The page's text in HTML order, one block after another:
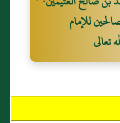
ولا يثرب عليها
الحد ولا يثرب
عليها ، ثم إن
فليبعها ولو بحبل
للإمام
تعالى